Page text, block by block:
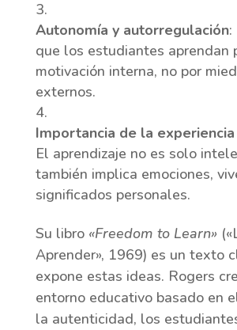
Autonomía y autorregulación:
que los estudiantes aprendan
motivación interna, no por
externos.
Importancia de la
El aprendizaje no es solo
también implica emociones,
significados personales.
Su libro «Freedom to Learn»
Aprender», 1969) es un texto
expone estas ideas. Rogers
entorno educativo basado en
la autenticidad, los